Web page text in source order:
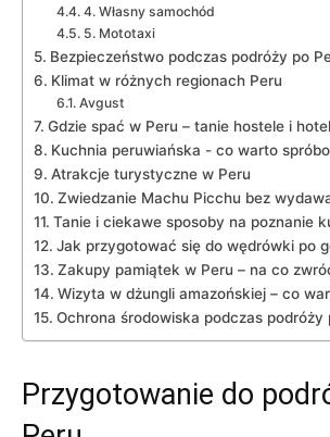
4. Własny⁣ samochód
5. Mototaxi
Bezpieczeństwo podczas podróży po
Klimat w różnych ⁤regionach Peru
Avgust
Gdzie spać w Peru – tanie hostele ⁣i
Kuchnia peruwiańska ⁤- co warto
Atrakcje turystyczne w Peru
Zwiedzanie Machu Picchu ⁢bez
Tanie i⁢ ciekawe sposoby ⁢na poznanie
Jak przygotować się do wędrówki po
Zakupy pamiątek w ‍Peru – na co
Wizyta w dżungli amazońskiej – co⁣
Ochrona środowiska podczas podróży
Przygotowanie​ do